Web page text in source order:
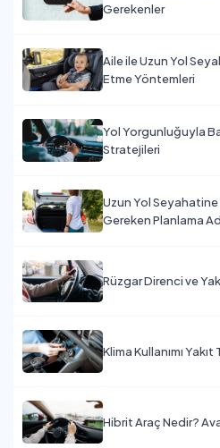
Gerekenler
Aile ile Uzun Yol
Etme Yöntemleri
Yol Yorgunluğuyla
Stratejileri
Uzun Yol Seyahatine
Gereken Planlama
Rüzgar Direnci ve
Klima Kullanımı
Hibrit Araç Nedir?